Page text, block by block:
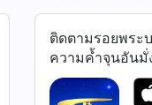
21:17
ติดตามรอยพระ
ความค้ำจุนอันมั่